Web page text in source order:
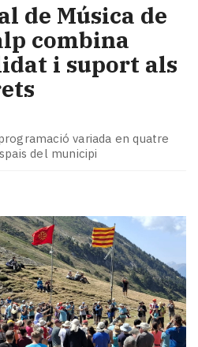
de Música de
combina
i suport als
variada en quatre
del municipi